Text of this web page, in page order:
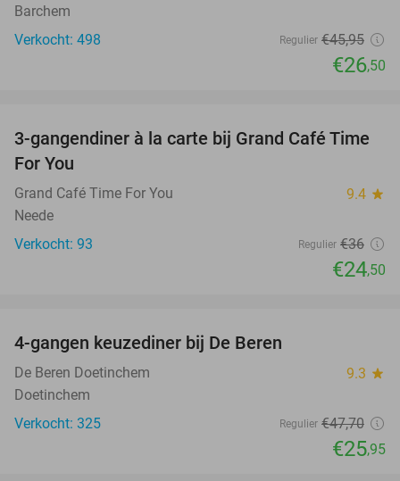
Barchem
Verkocht: 498
Regulier €45,95
€26,50
32%
3-gangendiner à la carte bij Grand Café Time
For You
Grand Café Time For You 9.4 star
Neede
Verkocht: 93
Regulier €36
€24,50
4-gangen keuzediner bij De Beren
De Beren Doetinchem 9.3 star
Doetinchem
Verkocht: 325
Regulier €47,70
€25,95